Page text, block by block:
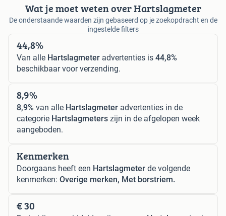
Wat je moet weten over Hartslagmeter
De onderstaande waarden zijn gebaseerd op je zoekopdracht en de
ingestelde filters
44,8%
Van alle Hartslagmeter advertenties is 44,8%
beschikbaar voor verzending.
8,9%
8,9% van alle Hartslagmeter advertenties in de
categorie Hartslagmeters zijn in de afgelopen week
aangeboden.
Kenmerken
Doorgaans heeft een Hartslagmeter de volgende
kenmerken: Overige merken, Met borstriem.
€ 30